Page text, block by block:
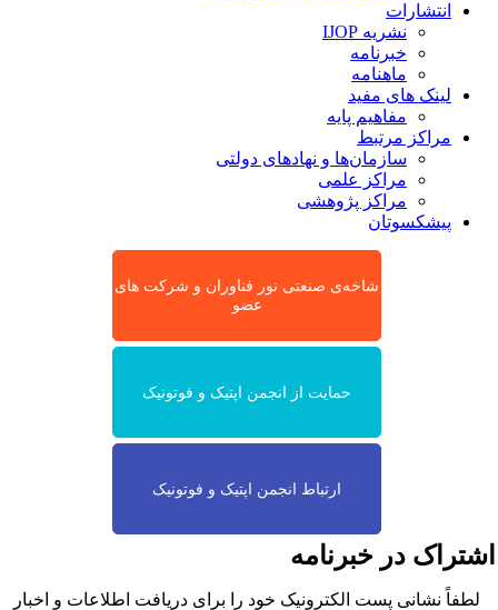
انتشارات
نشریه IJOP
خبرنامه
ماهنامه
لینک های مفید
مفاهیم پایه
مراکز مرتبط
سازمان‌ها و نهادهای دولتی
مراکز علمی
مراکز پژوهشی
پیشکسوتان
شاخه‌ی صنعتی نور فناوران و شرکت های
عضو
حمایت از انجمن اپتیک و فوتونیک
ارتباط انجمن اپتیک و فوتونیک
در خبرنامه
لطفاً نشانی پست الکترونیک خود را برای دریافت اطلاعات و اخبار